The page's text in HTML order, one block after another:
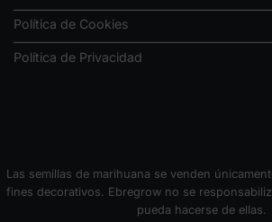
Política de Cookies
Política de Privacidad
Las semillas de marihuana se venden
fines decorativos. Ebregrow no se
pueda hacerse de ellas.